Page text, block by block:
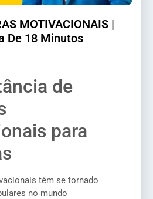
MOTIVACIONAIS |
De 18 Minutos
de
para
têm se tornado
no mundo